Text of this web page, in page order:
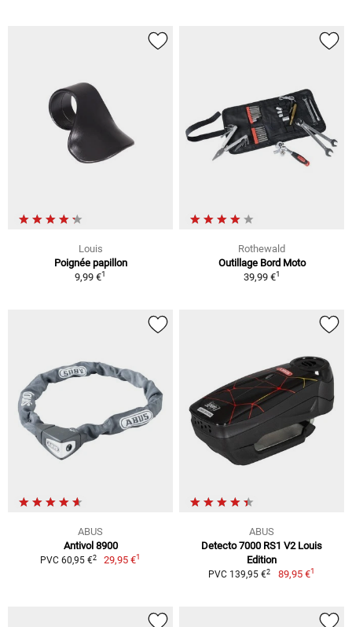
Louis
Poignée papillon
9,99 €1
Rothewald
Outillage Bord Moto
39,99 €1
ABUS
Antivol 8900
PVC 60,95 €2 29,95 €1
ABUS
Detecto 7000 RS1 V2 Louis
Edition
PVC 139,95 €2 89,95 €1